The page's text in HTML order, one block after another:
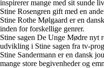
inspirerer mange med sit sunde
Stine Rosengren gift med en
Stine Rothe Mølgaard er en
inden for forskellige genrer.
Stine sagen De Unge Mødre nyt
udvikling i Stine sagen fra tv-
Stine Sandermann er en dansk
mange store begivenheder og